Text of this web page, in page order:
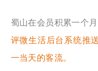
蜀山在会员积累一个
评微生活后台系统推
一当天的客流。